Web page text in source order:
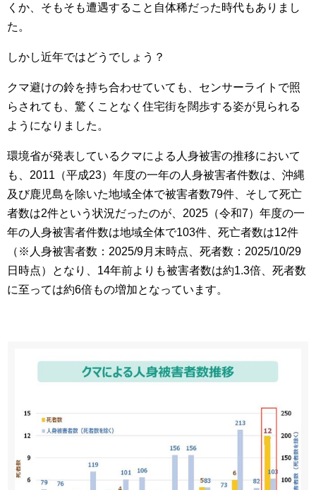
くか、そもそも遭遇すること自体稀だった時代もありまし
た。
しかし近年ではどうでしょう？
クマ避けの鈴を持ち合わせていても、センサーライトで照
らされても、驚くことなく住宅街を闊歩する姿が見られる
ようになりました。
環境省が発表しているクマによる人身被害の推移において
も、2011（平成23）年度の一年の人身被害者件数は、沖縄
及び鹿児島を除いた地域全体で被害者数79件、そして死亡
者数は2件という状況だったのが、2025（令和7）年度の一
年の人身被害者件数は地域全体で103件、死亡者数は12件
（※人身被害者数：2025/9月末時点、死者数：2025/10/29
日時点）となり、14年前よりも被害者数は約1.3倍、死者数
に至っては約6倍もの増加となっています。